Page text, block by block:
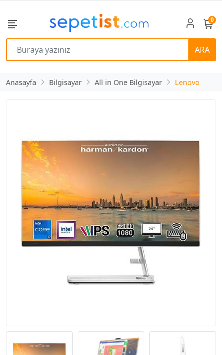
ARA
0
Anasayfa Bilgisayar All in One Bilgisayar Lenovo